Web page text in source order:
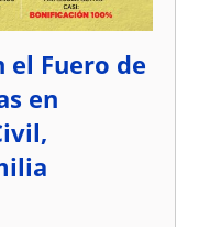
el Fuero de
en